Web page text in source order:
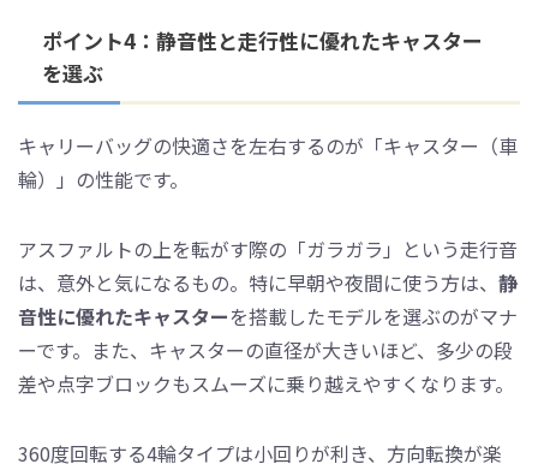
ポイント4：静音性と走行性に優れたキャスター
を選ぶ
キャリーバッグの快適さを左右するのが「キャスター（車
輪）」の性能です。
アスファルトの上を転がす際の「ガラガラ」という走行音
は、意外と気になるもの。特に早朝や夜間に使う方は、 静
音性に優れたキャスターを搭載したモデルを選ぶのがマナ
ーです。また、キャスターの直径が大きいほど、多少の段
差や点字ブロックもスムーズに乗り越えやすくなります。
360度回転する4輪タイプは小回りが利き、方向転換が楽